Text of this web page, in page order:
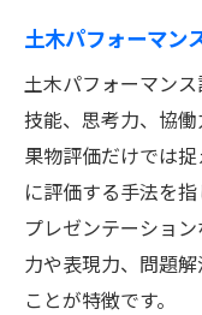
評価の公
保するか
多角的な土
土木パフ
合的に測
多面的評
理由
土木パフォーマン
土木パフォーマン
技能、思考力、協
果物評価だけでは
に評価する手法を
プレゼンテーショ
力や表現力、問題
ことが特徴です。